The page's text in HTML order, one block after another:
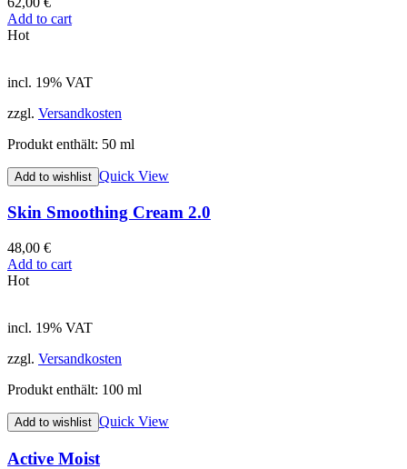
Add to cart
Hot
incl. 19% VAT
zzgl. Versandkosten
Produkt enthält: 50 ml
Add to wishlist Quick View
Skin Smoothing Cream 2.0
48,00 €
Add to cart
Hot
incl. 19% VAT
zzgl. Versandkosten
Produkt enthält: 100 ml
Add to wishlist Quick View
Active Moist